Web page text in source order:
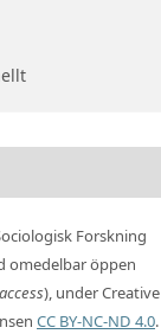
Forskning
omedelbar öppen
), under Creative
CC BY-NC-ND 4.0.